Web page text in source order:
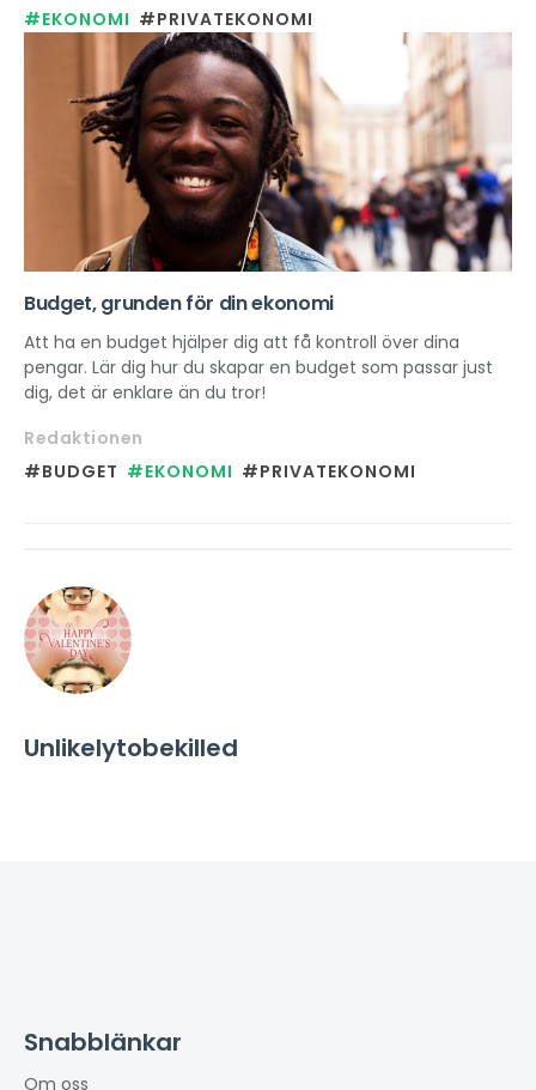
#EKONOMI #PRIVATEKONOMI
Budget, grunden för din ekonomi
Att ha en budget hjälper dig att få kontroll över dina
pengar. Lär dig hur du skapar en budget som passar just
dig, det är enklare än du tror!
Redaktionen
#BUDGET #EKONOMI #PRIVATEKONOMI
Unlikelytobekilled
Snabblänkar
Om oss